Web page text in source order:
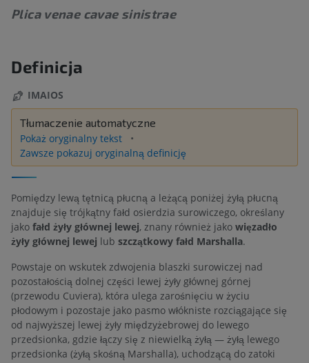
Plica venae cavae sinistrae
Definicja
IMAIOS
Tłumaczenie automatyczne
Pokaż oryginalny tekst
Zawsze pokazuj oryginalną definicję
Pomiędzy lewą tętnicą płucną a leżącą poniżej żyłą płucną
znajduje się trójkątny fałd osierdzia surowiczego, określany
jako fałd żyły głównej lewej, znany również jako więzadło
żyły głównej lewej lub szczątkowy fałd Marshalla.
Powstaje on wskutek zdwojenia blaszki surowiczej nad
pozostałością dolnej części lewej żyły głównej górnej
(przewodu Cuviera), która ulega zarośnięciu w życiu
płodowym i pozostaje jako pasmo włókniste rozciągające się
od najwyższej lewej żyły międzyżebrowej do lewego
przedsionka, gdzie łączy się z niewielką żyłą — żyłą lewego
przedsionka (żyłą skośną Marshalla), uchodzącą do zatoki